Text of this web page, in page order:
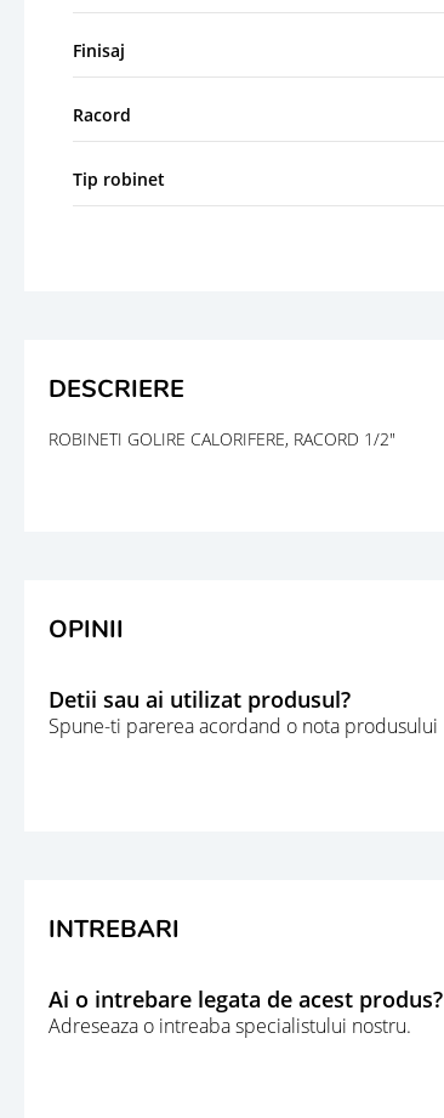
Finisaj
Racord
Tip robinet
DESCRIERE
ROBINETI GOLIRE CALORIFERE, RACORD 1/2"
OPINII
Detii sau ai utilizat produsul?
Spune-ti parerea acordand o nota produsului
INTREBARI
Ai o intrebare legata de acest produs?
Adreseaza o intreaba specialistului nostru.